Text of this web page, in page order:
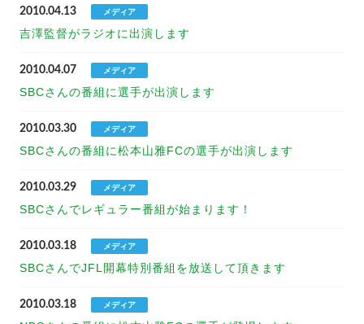
2010.04.13 メディア
吉澤監督がラジオに出演します
2010.04.07 メディア
SBCさんの番組に選手が出演します
2010.03.30 メディア
SBCさんの番組に松本山雅FCの選手が出演します
2010.03.29 メディア
SBCさんでレギュラー番組が始まります！
2010.03.18 メディア
SBCさんでJFL開幕特別番組を放送して頂きます
2010.03.18 メディア